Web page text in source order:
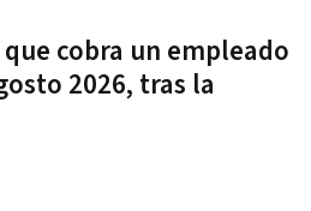
cobra un empleado
2026, tras la